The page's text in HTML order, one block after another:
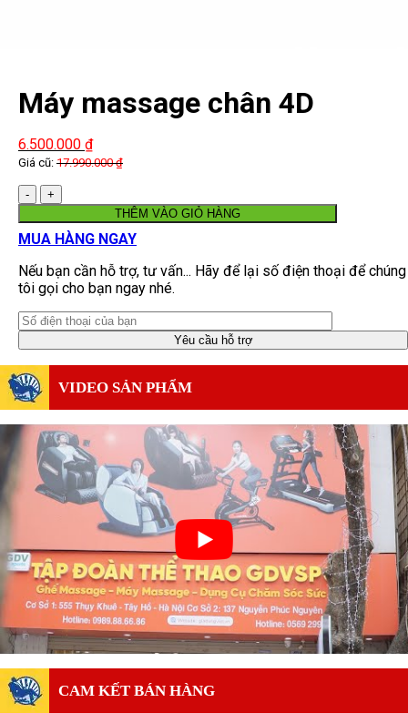
Máy massage chân 4D
Fujikima FJ-677X
6.500.000 ₫
Giá cũ: 17.990.000₫
Số
lượng
THÊM VÀO GIỎ HÀNG
MUA HÀNG NGAY
Nếu bạn cần hỗ trợ, tư vấn... Hãy để lại số điện thoại để chúng
tôi gọi cho bạn ngay nhé.
VIDEO SẢN PHẨM
CAM KẾT BÁN HÀNG